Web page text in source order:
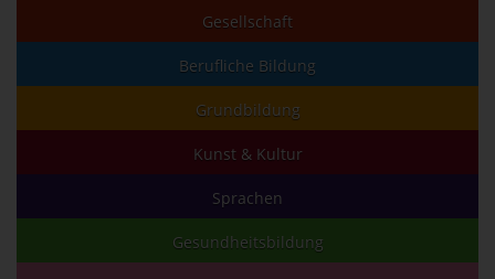
Gesellschaft
Berufliche Bildung
Grundbildung
Kunst & Kultur
Sprachen
Gesundheitsbildung